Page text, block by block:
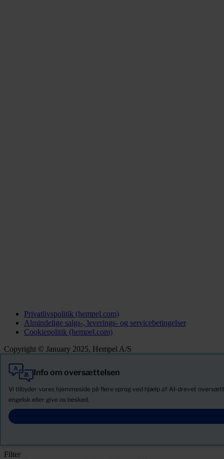
Privatlivspolitik (hempel.com)
Almindelige salgs-, leverings- og servicebetingelser
Cookiepolitik (hempel.com)
Copyright © January 2025, Hempel A/S
Info om oversættelsen
Vi tilbyder vores hjemmeside på flere sprog ved hjælp af AI-drevet
engelsk eller give os besked.
Alle
Produkter
Nyheder
Download Sikkerhedsdatablade
Filter